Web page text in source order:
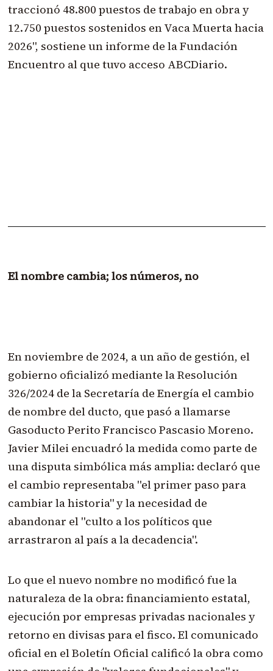
traccionó 48.800 puestos de trabajo en obra y
12.750 puestos sostenidos en Vaca Muerta hacia
2026", sostiene un informe de la Fundación
Encuentro al que tuvo acceso ABCDiario.
El nombre cambia; los números, no
En noviembre de 2024, a un año de gestión, el
gobierno oficializó mediante la Resolución
326/2024 de la Secretaría de Energía el cambio
de nombre del ducto, que pasó a llamarse
Gasoducto Perito Francisco Pascasio Moreno.
Javier Milei encuadró la medida como parte de
una disputa simbólica más amplia: declaró que
el cambio representaba "el primer paso para
cambiar la historia" y la necesidad de
abandonar el "culto a los políticos que
arrastraron al país a la decadencia".
Lo que el nuevo nombre no modificó fue la
naturaleza de la obra: financiamiento estatal,
ejecución por empresas privadas nacionales y
retorno en divisas para el fisco. El comunicado
oficial en el Boletín Oficial calificó la obra como